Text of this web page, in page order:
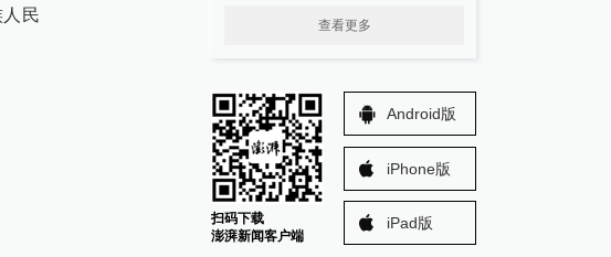
民
查看更多
扫码下载
澎湃新闻客户端
Android版
iPhone版
iPad版